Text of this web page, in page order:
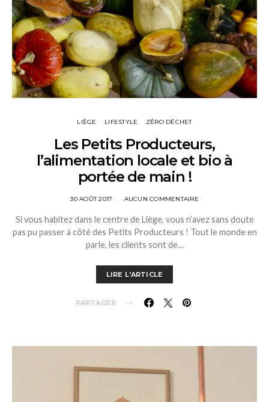
LIÈGE LIFESTYLE ZÉRO DÉCHET
Les Petits Producteurs,
l’alimentation locale et bio à
portée de main !
30 AOÛT 2017 AUCUN COMMENTAIRE
Si vous habitez dans le centre de Liège, vous n’avez sans doute
pas pu passer à côté des Petits Producteurs ! Tout le monde en
parle, les clients sont de…
LIRE L'ARTICLE
PARTAGER